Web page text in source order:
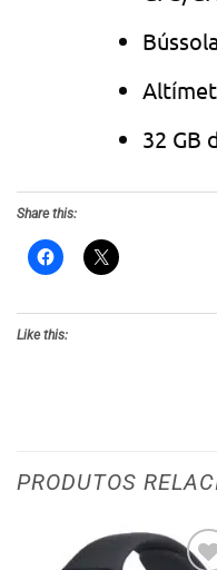
Bússola
32 GB
Share this:
Like this:
PRODUTOS